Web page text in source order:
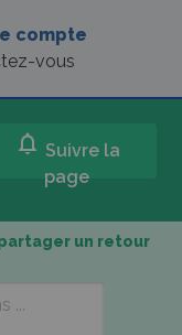
compte
vous
notifications Suivre la
page
un retour